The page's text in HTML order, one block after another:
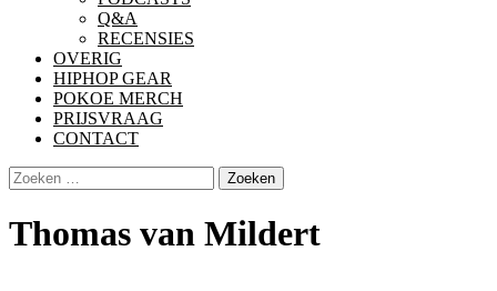
Q&A
RECENSIES
OVERIG
HIPHOP GEAR
POKOE MERCH
PRIJSVRAAG
CONTACT
Zoeken
naar:
Thomas van Mildert